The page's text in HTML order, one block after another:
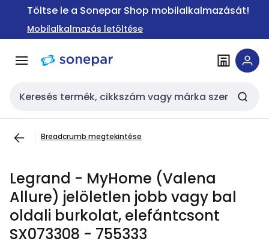
Ugrás a
Ugrás a
tartalomra
Töltse le a Sonepar Shop mobilalkalmazását!
Mobilalkalmazás letöltése
Keresési bemenet
Breadcrumb megtekintése
Legrand - MyHome (Valena
Allure) jelöletlen jobb vagy bal
oldali burkolat, elefántcsont
SX073308 - 755333